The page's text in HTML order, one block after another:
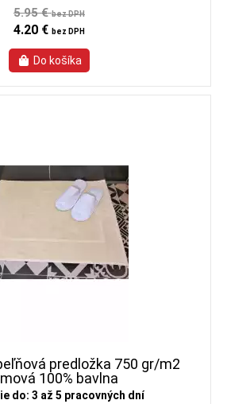
5.95 €bez DPH
4.20 € bez DPH
predložka 750 gr/m2
100% bavlna
do: 3 až 5 pracovných dní